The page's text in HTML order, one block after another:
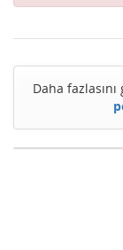
Daha